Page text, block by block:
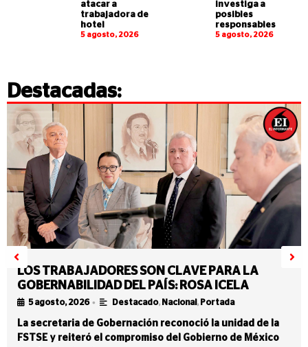
atacar a
trabajadora de
hotel
5 agosto, 2026
investiga a
posibles
responsables
5 agosto, 2026
Destacadas:
LOS TRABAJADORES SON CLAVE PARA LA
GOBERNABILIDAD DEL PAÍS: ROSA ICELA
5 agosto, 2026 • Destacado, Nacional , Portada
La secretaria de Gobernación reconoció la unidad de la
FSTSE y reiteró el compromiso del Gobierno de México